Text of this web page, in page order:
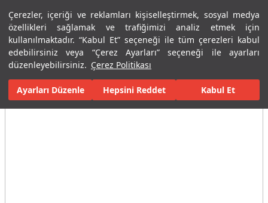
Çerezler, içeriği ve reklamları kişiselleştirmek, sosyal medya
özellikleri sağlamak ve trafiğimizi analiz etmek için
kullanılmaktadır. “Kabul Et” seçeneği ile tüm çerezleri kabul
edebilirsiniz veya “Çerez Ayarları” seçeneği ile ayarları
düzenleyebilirsiniz. Çerez Politikası
Ayarları Düzenle Hepsini Reddet Kabul Et
Menü Menü
Ana Sayfa Karolar Konut İçi Alanlar Banyo Seramikleri
Tüm Görseller(12)